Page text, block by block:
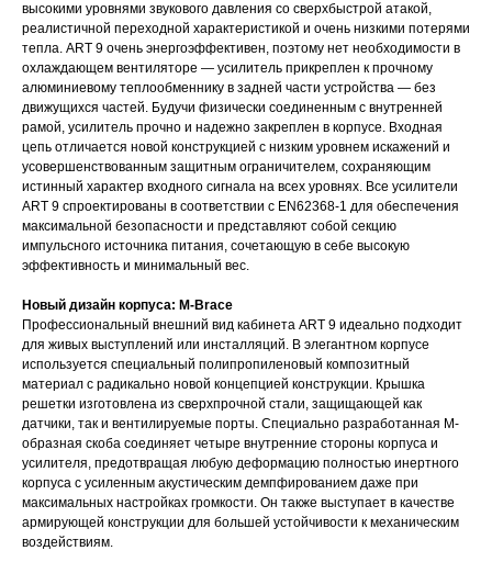
высокими уровнями звукового давления со сверхбыстрой атакой,
реалистичной переходной характеристикой и очень низкими потерями
тепла. ART 9 очень энергоэффективен, поэтому нет необходимости в
охлаждающем вентиляторе — усилитель прикреплен к прочному
алюминиевому теплообменнику в задней части устройства — без
движущихся частей. Будучи физически соединенным с внутренней
рамой, усилитель прочно и надежно закреплен в корпусе. Входная
цепь отличается новой конструкцией с низким уровнем искажений и
усовершенствованным защитным ограничителем, сохраняющим
истинный характер входного сигнала на всех уровнях. Все усилители
ART 9 спроектированы в соответствии с EN62368-1 для обеспечения
максимальной безопасности и представляют собой секцию
импульсного источника питания, сочетающую в себе высокую
эффективность и минимальный вес.
Новый дизайн корпуса: M-Brace
Профессиональный внешний вид кабинета ART 9 идеально подходит
для живых выступлений или инсталляций. В элегантном корпусе
используется специальный полипропиленовый композитный
материал с радикально новой концепцией конструкции. Крышка
решетки изготовлена из сверхпрочной стали, защищающей как
датчики, так и вентилируемые порты. Специально разработанная М-
образная скоба соединяет четыре внутренние стороны корпуса и
усилителя, предотвращая любую деформацию полностью инертного
корпуса с усиленным акустическим демпфированием даже при
максимальных настройках громкости. Он также выступает в качестве
армирующей конструкции для большей устойчивости к механическим
воздействиям.